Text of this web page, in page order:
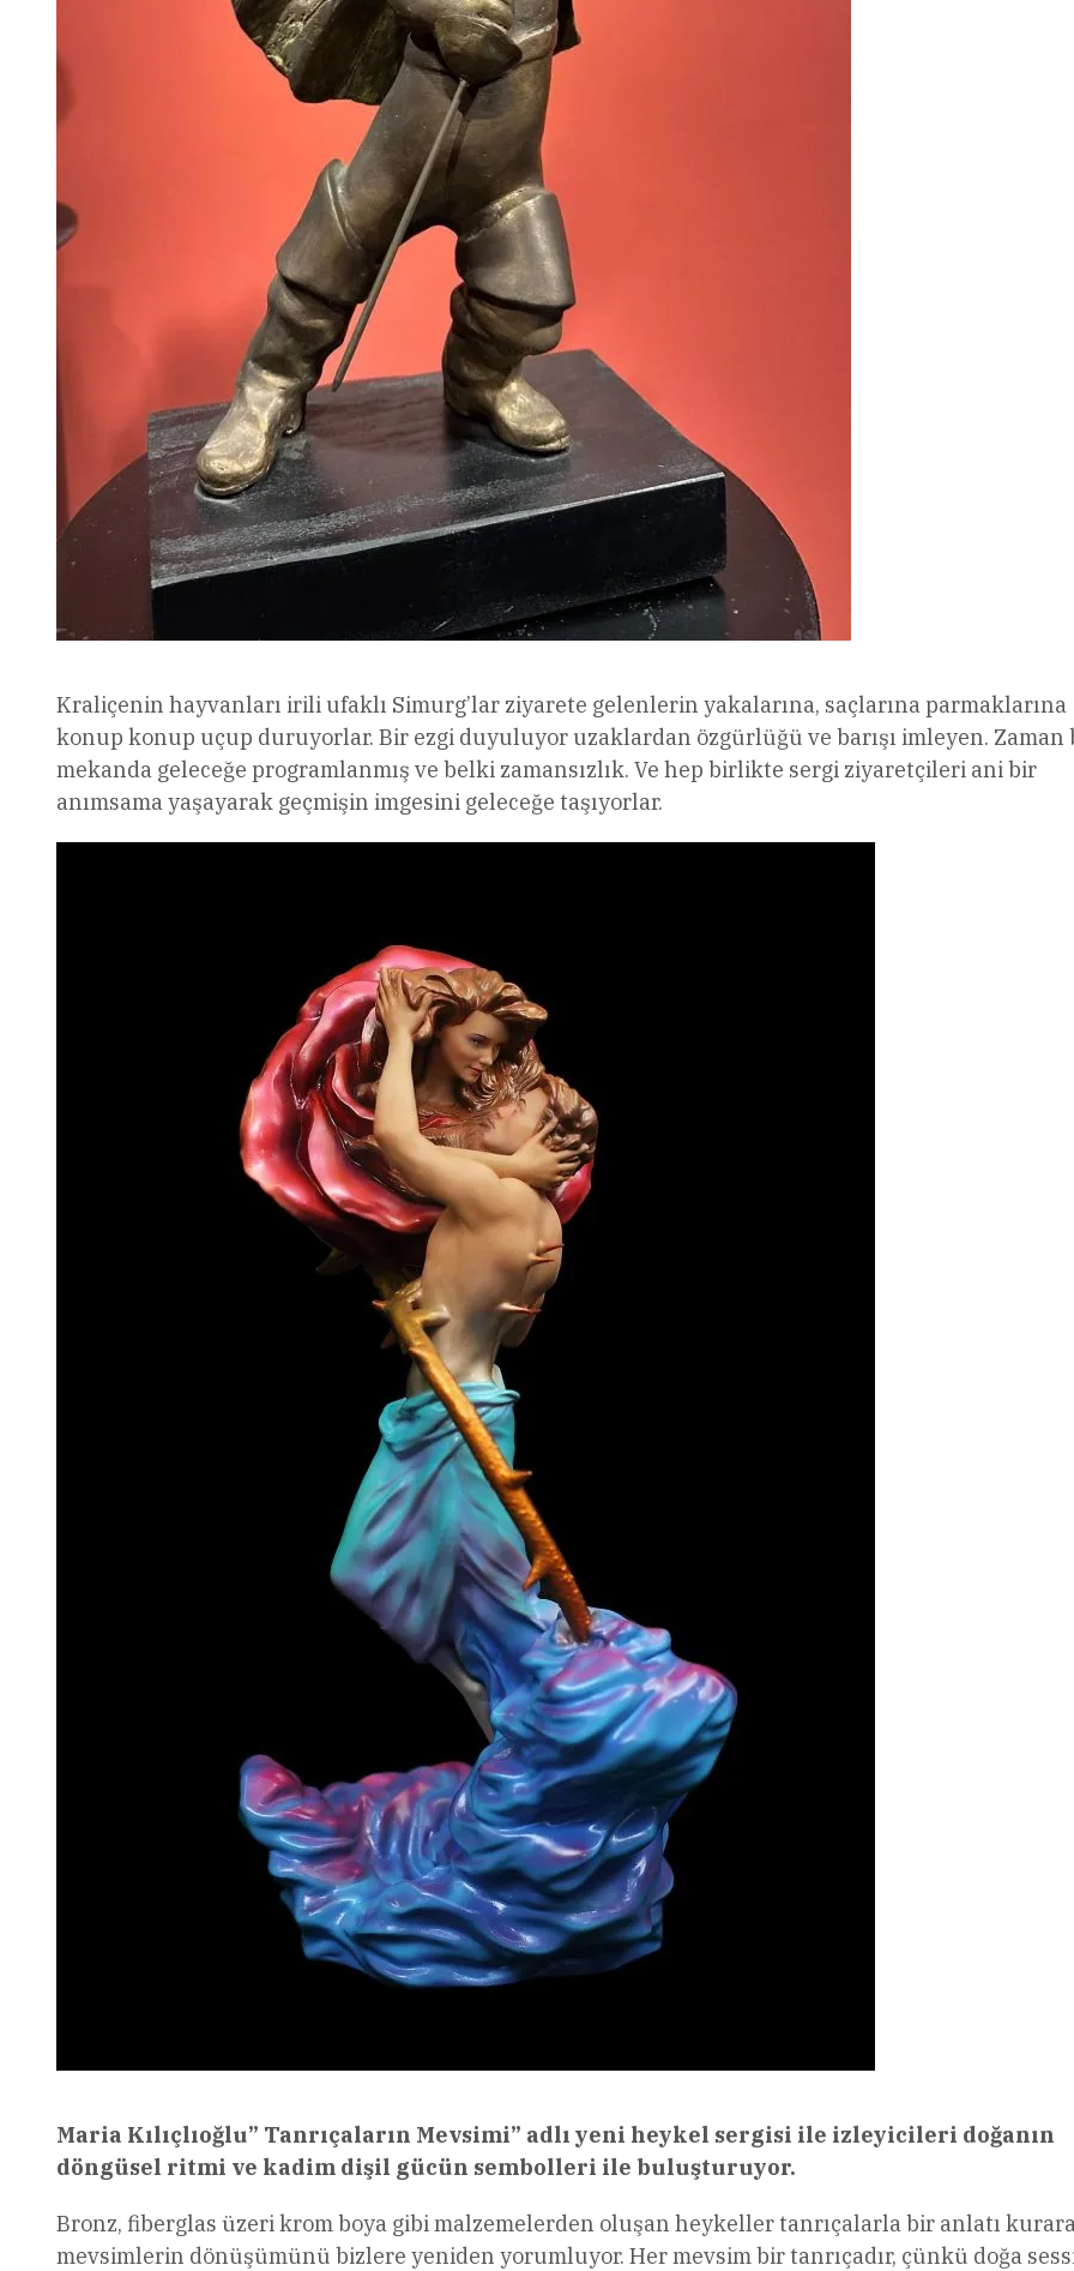
Kraliçenin hayvanları irili ufaklı Simurg’lar ziyarete gelenlerin yakalarına, saçlarına parmaklarına
konup konup uçup duruyorlar. Bir ezgi duyuluyor uzaklardan özgürlüğü ve barışı imleyen. Zaman
mekanda geleceğe programlanmış ve belki zamansızlık. Ve hep birlikte sergi ziyaretçileri ani bir
anımsama yaşayarak geçmişin imgesini geleceğe taşıyorlar.
Maria Kılıçlıoğlu” Tanrıçaların Mevsimi” adlı yeni heykel sergisi ile izleyicileri doğanın
döngüsel ritmi ve kadim dişil gücün sembolleri ile buluşturuyor.
Bronz, fiberglas üzeri krom boya gibi malzemelerden oluşan heykeller tanrıçalarla bir anlatı
mevsimlerin dönüşümünü bizlere yeniden yorumluyor. Her mevsim bir tanrıçadır, çünkü doğa